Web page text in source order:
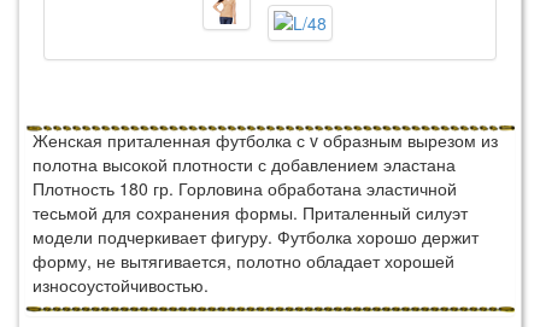
Женская приталенная футболка с v образным вырезом из
полотна высокой плотности с добавлением эластана
Плотность 180 гр. Горловина обработана эластичной
тесьмой для сохранения формы. Приталенный силуэт
модели подчеркивает фигуру. Футболка хорошо держит
форму, не вытягивается, полотно обладает хорошей
износоустойчивостью.